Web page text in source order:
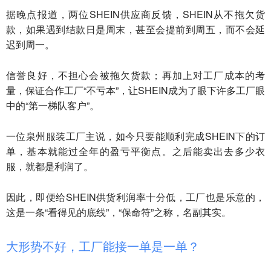
据晚点报道，两位SHEIN供应商反馈，SHEIN从不拖欠货
款，如果遇到结款日是周末，甚至会提前到周五，而不会延
迟到周一。
信誉良好，不担心会被拖欠货款；再加上对工厂成本的考
量，保证合作工厂“不亏本”，让SHEIN成为了眼下许多工厂眼
中的“第一梯队客户”。
一位泉州服装工厂主说，如今只要能顺利完成SHEIN下的订
单，基本就能过全年的盈亏平衡点。之后能卖出去多少衣
服，就都是利润了。
因此，即便给SHEIN供货利润率十分低，工厂也是乐意的，
这是一条“看得见的底线”，“保命符”之称，名副其实。
大形势不好，工厂能接一单是一单？